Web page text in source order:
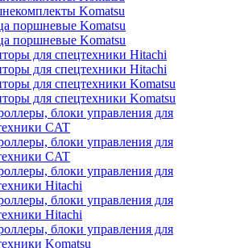
Komatsu
поршневые Komatsu
поршневые Komatsu
для спецтехники Hitachi
для спецтехники Hitachi
для спецтехники Komatsu
для спецтехники Komatsu
блоки управления для
CAT
блоки управления для
CAT
блоки управления для
Hitachi
блоки управления для
Hitachi
блоки управления для
Komatsu